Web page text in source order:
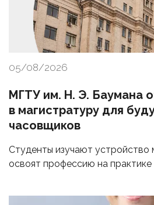
05/08/2026
МГТУ им. Н. Э. Баумана
в магистратуру для
часовщиков
Студенты изучают устройство
освоят профессию на практике